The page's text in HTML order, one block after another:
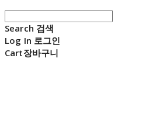
Search 검색
Log In 로그인
Cart장바구니